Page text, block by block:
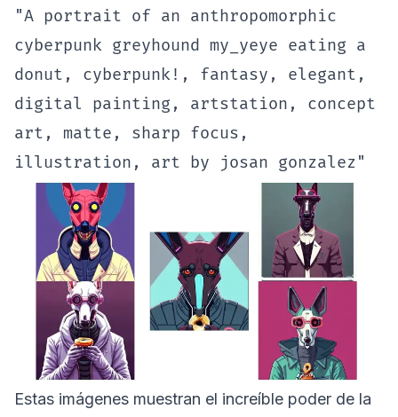
"A portrait of an anthropomorphic
cyberpunk greyhound my_yeye eating a
donut, cyberpunk!, fantasy, elegant,
digital painting, artstation, concept
art, matte, sharp focus,
illustration, art by josan gonzalez"
Estas imágenes muestran el increíble poder de la